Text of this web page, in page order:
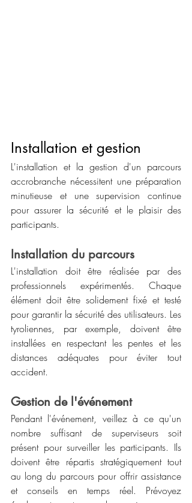
Installation et gestion
L'installation et la gestion d'un parcours
accrobranche nécessitent une préparation
minutieuse et une supervision continue
pour assurer la sécurité et le plaisir des
participants.
Installation du parcours
L'installation doit être réalisée par des
professionnels expérimentés. Chaque
élément doit être solidement fixé et testé
pour garantir la sécurité des utilisateurs. Les
tyroliennes, par exemple, doivent être
installées en respectant les pentes et les
distances adéquates pour éviter tout
accident.
Gestion de l'événement
Pendant l'événement, veillez à ce qu'un
nombre suffisant de superviseurs soit
présent pour surveiller les participants. Ils
doivent être répartis stratégiquement tout
au long du parcours pour offrir assistance
et conseils en temps réel. Prévoyez